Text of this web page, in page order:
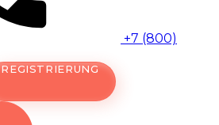
+7 (800)
REGISTRIERUNG